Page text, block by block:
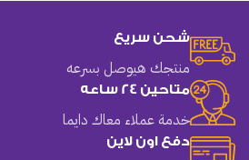
شحن سريع
منتجك هيوصل بسرعه
متاحين 24 ساعه
خدمة عملاء معاك دايما
دفع اون لاين